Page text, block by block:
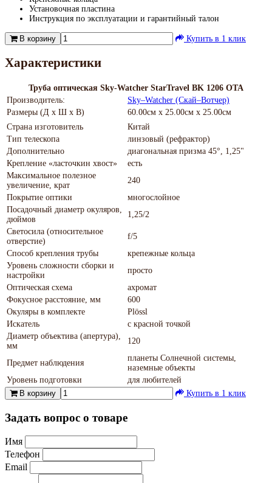
Установочная пластина
Инструкция по эксплуатации и гарантийный талон
В корзину Купить в 1 клик
Характеристики
Труба оптическая Sky-Watcher StarTravel BK 1206 OTA
Производитель:
Sky–Watcher (Скай–Вотчер)
Размеры (Д х Ш х В)
60.00см x 25.00см x 25.00см
Страна изготовитель
Китай
Тип телескопа
линзовый (рефрактор)
Дополнительно
диагональная призма 45°, 1,25"
Крепление «ласточкин хвост»
есть
Максимальное полезное
увеличение, крат
240
Покрытие оптики
многослойное
Посадочный диаметр окуляров,
дюймов
1,25/2
Светосила (относительное
отверстие)
f/5
Способ крепления трубы
крепежные кольца
Уровень сложности сборки и
настройки
просто
Оптическая схема
ахромат
Фокусное расстояние, мм
600
Окуляры в комплекте
Plössl
Искатель
с красной точкой
Диаметр объектива (апертура),
мм
120
Предмет наблюдения
планеты Солнечной системы,
наземные объекты
Уровень подготовки
для любителей
В корзину
Купить в 1 клик
Задать вопрос о товаре
Имя
Телефон
Email